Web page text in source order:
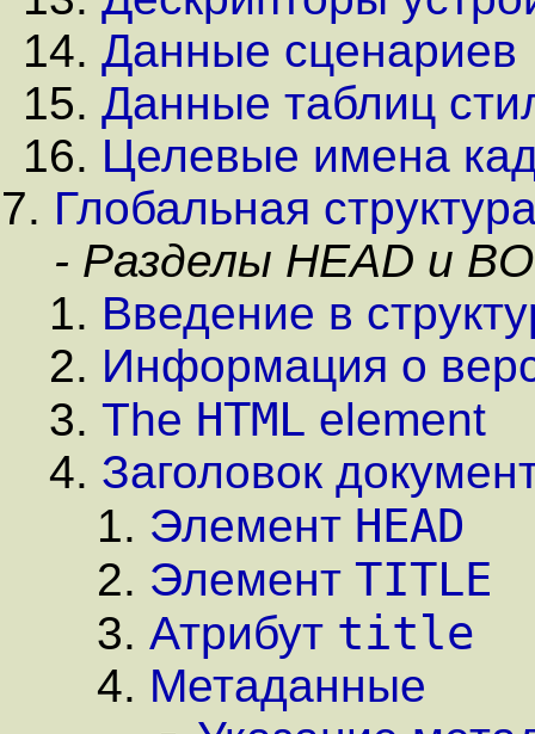
Данные сценариев
Данные таблиц
Целевые имена
Глобальная
- Разделы HEAD и
Введение в
Информация о
The HTML element
Заголовок
Элемент HEAD
Элемент TITLE
Атрибут title
Метаданные